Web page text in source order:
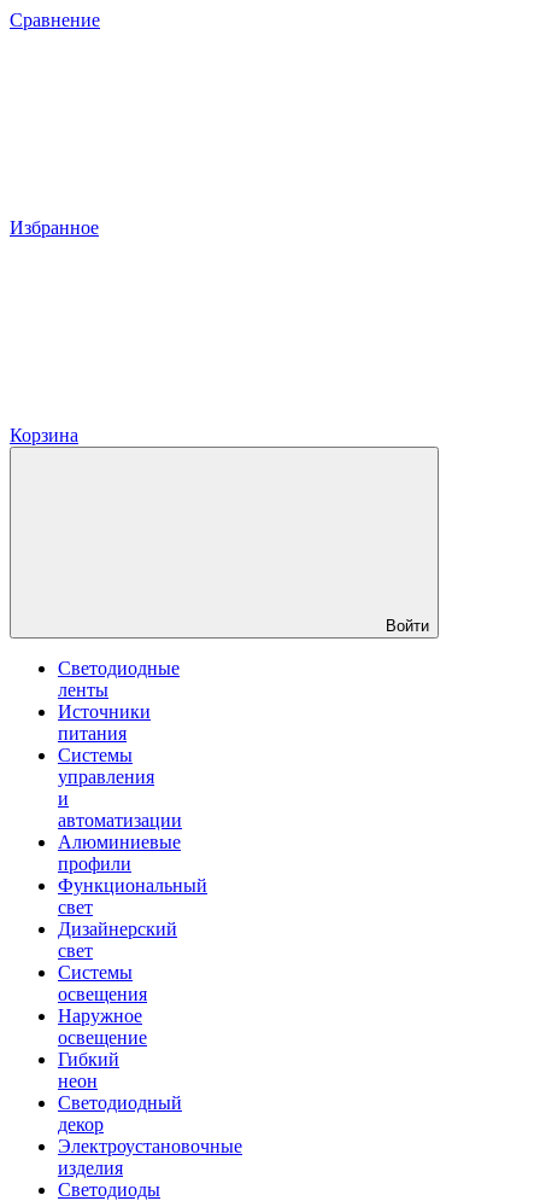
Сравнение
Избранное
Корзина
Войти
Светодиодные
ленты
Источники
питания
Системы
управления
и
автоматизации
Алюминиевые
профили
Функциональный
свет
Дизайнерский
свет
Системы
освещения
Наружное
освещение
Гибкий
неон
Светодиодный
декор
Электроустановочные
изделия
Светодиоды